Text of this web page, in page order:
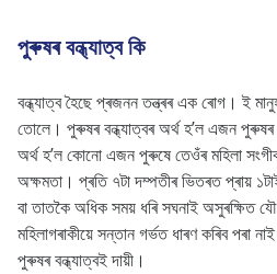
পুৰুষৰ বন্ধ্যাত্বৰ ৰোগ নিৰ্ণয়
পুৰুষৰ উৰ্বৰতা কেনেকৈ বৃদ্ধি
পুৰুষৰ বন্ধ্যাত্ব কি
বন্ধ্যাত্ব হৈছে প্ৰজনন তন্ত্ৰৰ এক ৰোগ। ই
তোলে। পুৰুষৰ বন্ধ্যাত্বৰ অৰ্থ হ’ল এজন
অৰ্থ হ’ল কোনো এজন পুৰুষে তেওঁৰ মহিলা
অক্ষমতা। প্ৰতি ৭টা দম্পতীৰ ভিতৰত প্ৰায়
বা তাতকৈ অধিক সময় ধৰি সঘনাই অসুৰক্ষিত
মহিলাগৰাকীয়ে সন্তান গৰ্ভত ধাৰণ কৰিব পৰা
পুৰুষৰ বন্ধ্যাত্বই দায়ী।